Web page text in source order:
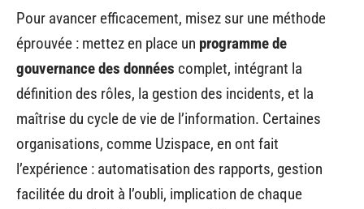
Pour avancer efficacement, misez sur une méthode
éprouvée : mettez en place un programme de
gouvernance des données complet, intégrant la
définition des rôles, la gestion des incidents, et la
maîtrise du cycle de vie de l’information. Certaines
organisations, comme Uzispace, en ont fait
l’expérience : automatisation des rapports, gestion
facilitée du droit à l’oubli, implication de chaque